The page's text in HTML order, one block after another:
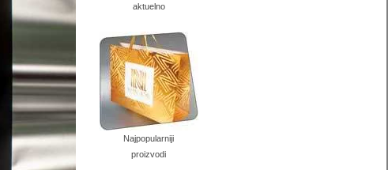
aktuelno
Najpopularniji
proizvodi